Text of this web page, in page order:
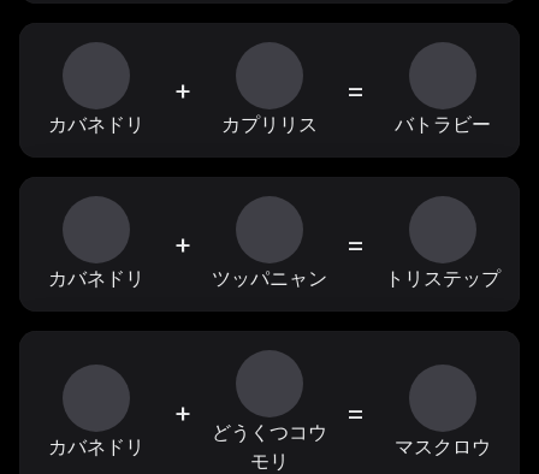
カバネドリ
+
カプリリス
=
バトラビー
カバネドリ
+
ツッパニャン
=
トリステップ
カバネドリ
+
どうくつコウ
モリ
=
マスクロウ